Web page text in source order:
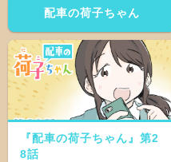
配車の荷子ちゃん
『配車の荷子ちゃん』第2
8話